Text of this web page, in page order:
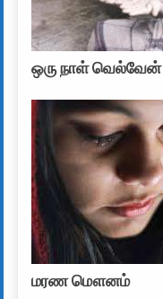
ஒரு நாள் வெல்வேன்
மரண மௌனம்